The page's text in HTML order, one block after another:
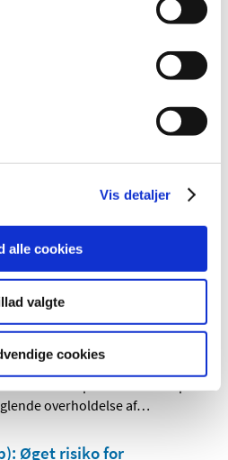
Vis detaljer
alle cookies
valgte
cookies
for opioider
med at revurdere
(ATC-gruppe N02A, N02BA75…
mange produkter, som
et medicinsk formål, og som…
for kliniske
især over ferien!
overholdelse af…
Øget risiko for